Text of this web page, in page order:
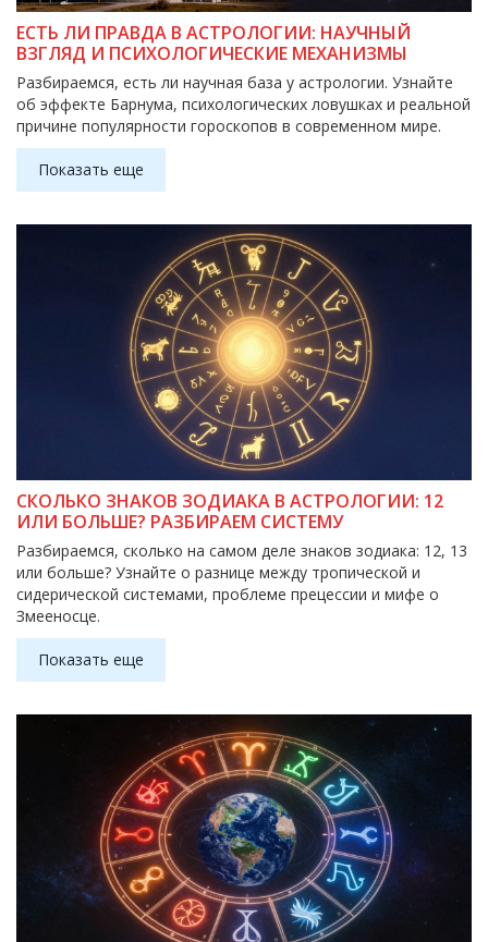
ЕСТЬ ЛИ ПРАВДА В АСТРОЛОГИИ: НАУЧНЫЙ
ВЗГЛЯД И ПСИХОЛОГИЧЕСКИЕ МЕХАНИЗМЫ
Разбираемся, есть ли научная база у астрологии. Узнайте
об эффекте Барнума, психологических ловушках и реальной
причине популярности гороскопов в современном мире.
Показать еще
СКОЛЬКО ЗНАКОВ ЗОДИАКА В АСТРОЛОГИИ: 12
ИЛИ БОЛЬШЕ? РАЗБИРАЕМ СИСТЕМУ
Разбираемся, сколько на самом деле знаков зодиака: 12, 13
или больше? Узнайте о разнице между тропической и
сидерической системами, проблеме прецессии и мифе о
Змееносце.
Показать еще